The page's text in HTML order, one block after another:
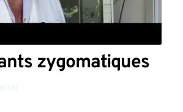
zygomatiques